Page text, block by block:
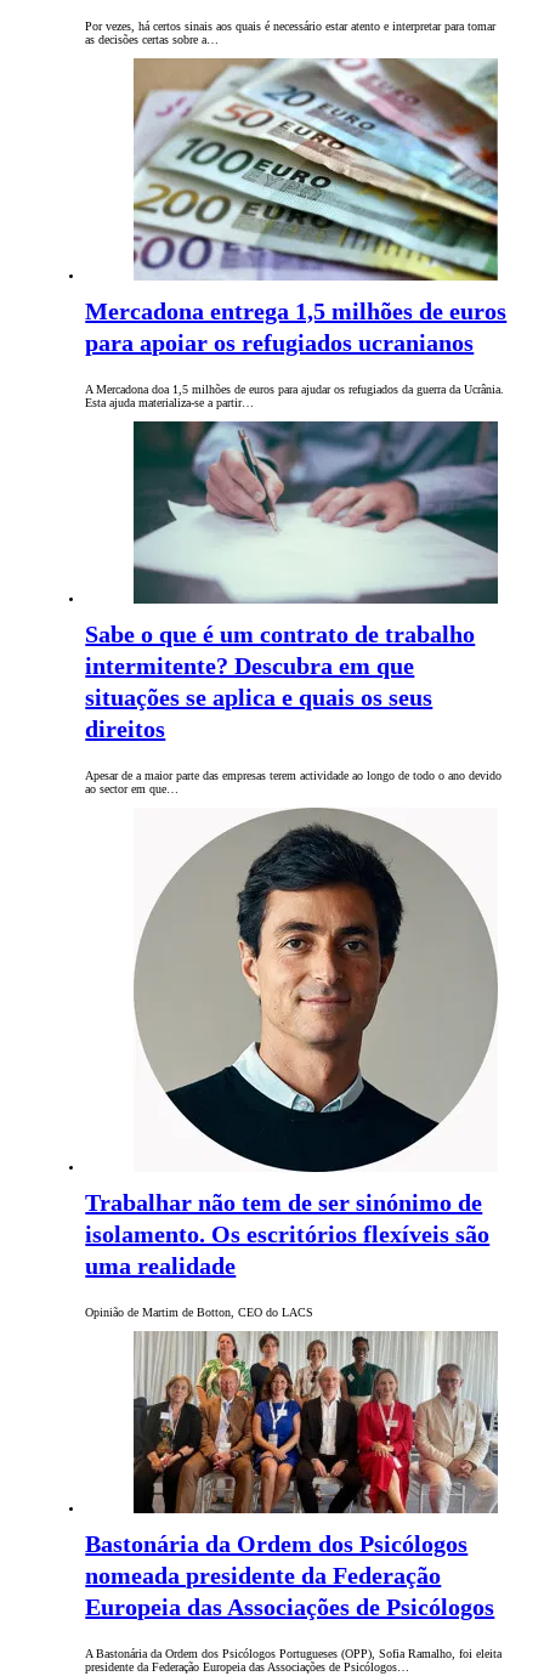
Por vezes, há certos sinais aos quais é necessário estar atento e interpretar para tomar
as decisões certas sobre a…
Mercadona entrega 1,5 milhões de euros
para apoiar os refugiados ucranianos
A Mercadona doa 1,5 milhões de euros para ajudar os refugiados da guerra da Ucrânia.
Esta ajuda materializa-se a partir…
Sabe o que é um contrato de trabalho
intermitente? Descubra em que
situações se aplica e quais os seus
direitos
Apesar de a maior parte das empresas terem actividade ao longo de todo o ano devido
ao sector em que…
Trabalhar não tem de ser sinónimo de
isolamento. Os escritórios flexíveis são
uma realidade
Opinião de Martim de Botton, CEO do LACS
Bastonária da Ordem dos Psicólogos
nomeada presidente da Federação
Europeia das Associações de Psicólogos
A Bastonária da Ordem dos Psicólogos Portugueses (OPP), Sofia Ramalho, foi eleita
presidente da Federação Europeia das Associações de Psicólogos…